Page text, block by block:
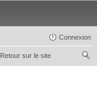
Connexion
Retour sur le site